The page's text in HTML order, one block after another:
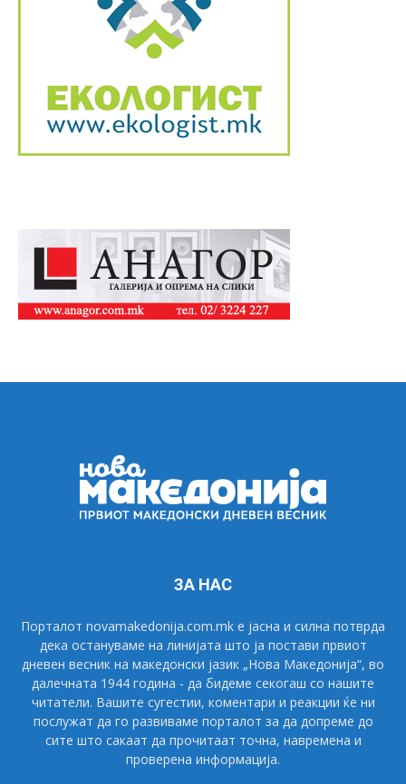
ЗА НАС
Порталот novamakedonija.com.mk е јасна и силна потврда
дека остануваме на линијата што ја постави првиот
дневен весник на македонски јазик „Нова Македонија“, во
далечната 1944 година - да бидеме секогаш со нашите
читатели. Вашите сугестии, коментари и реакции ќе ни
послужат да го развиваме порталот за да допреме до
сите што сакаат да прочитаат точна, навремена и
проверена информација.